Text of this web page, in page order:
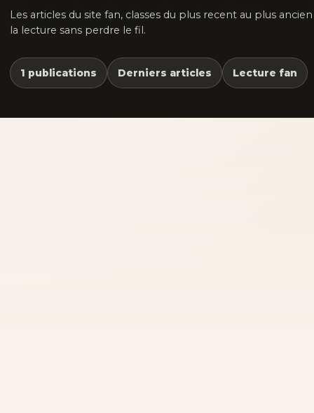
Les articles du site fan, classes du plus recent au plus
la lecture sans perdre le fil.
1 publications Derniers articles Lecture fan